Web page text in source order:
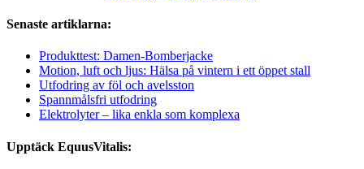
Senaste artiklarna:
Produkttest: Damen-Bomberjacke
Motion, luft och ljus: Hälsa på vintern i ett öppet stall
Utfodring av föl och avelsston
Spannmålsfri utfodring
Elektrolyter – lika enkla som komplexa
Upptäck EquusVitalis: